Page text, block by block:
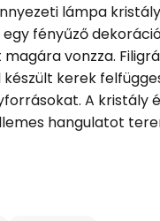
lámpa
fényűző
vonzza.
kerek
A kristály
hangulatot
a mennyezetre. A
fényjátékot